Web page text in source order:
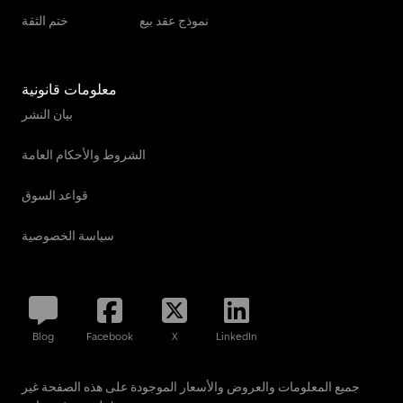
ختم الثقة نموذج عقد بيع
معلومات قانونية
بيان النشر
الشروط والأحكام العامة
قواعد السوق
سياسة الخصوصية
Blog Facebook X LinkedIn
جميع المعلومات والعروض والأسعار الموجودة على هذه الصفحة غير